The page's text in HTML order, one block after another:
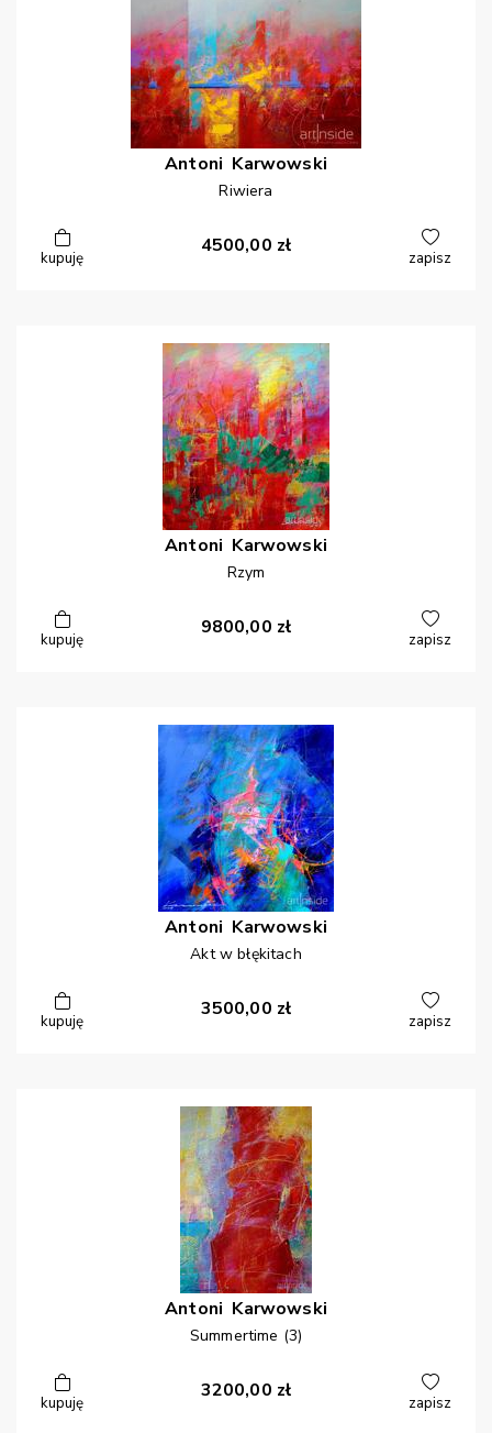
Antoni Karwowski
Riwiera
kupuję
4500,00 zł
zapisz
Antoni Karwowski
Rzym
kupuję
9800,00 zł
zapisz
Antoni Karwowski
Akt w błękitach
kupuję
3500,00 zł
zapisz
Antoni Karwowski
Summertime (3)
kupuję
3200,00 zł
zapisz